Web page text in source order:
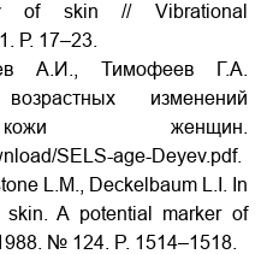
of skin // Vibrational
Р. 17–23.
А.И., Тимофеев Г.А.
изменений
кожи женщин.
SELS-age-Deyev.pdf.
L.M., Deckelbaum L.I. In
A potential marker of
№ 124. P. 1514–1518.